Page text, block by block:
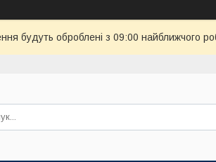
будуть оброблені з 09:00 найближчого